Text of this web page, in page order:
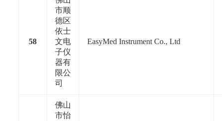
58
市顺
德区
依士
文电
子仪
器有
限公
司
EasyMed Instrument Co., Ltd
佛山
市怡